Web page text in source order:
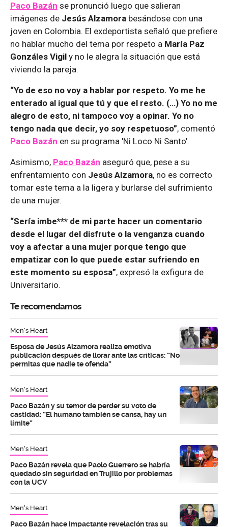
Paco Bazán se pronunció luego que salieran
imágenes de Jesús Alzamora besándose con una
joven en Colombia. El exdeportista señaló que prefiere
no hablar mucho del tema por respeto a María Paz
Gonzáles Vigil y no le alegra la situación que está
viviendo la pareja.
“Yo de eso no voy a hablar por respeto. Yo me he
enterado al igual que tú y que el resto. (…) Yo no me
alegro de esto, ni tampoco voy a opinar. Yo no
tengo nada que decir, yo soy respetuoso”, comentó
Paco Bazán en su programa 'Ni Loco Ni Santo'.
Asimismo, Paco Bazán aseguró que, pese a su
enfrentamiento con Jesús Alzamora, no es correcto
tomar este tema a la ligera y burlarse del sufrimiento
de una mujer.
“Sería imbe*** de mi parte hacer un comentario
desde el lugar del disfrute o la venganza cuando
voy a afectar a una mujer porque tengo que
empatizar con lo que puede estar sufriendo en
este momento su esposa”, expresó la exfigura de
Universitario.
Te recomendamos
Men's Heart
Esposa de Jesús Alzamora realiza emotiva
publicación después de llorar ante las críticas: “No
permitas que nadie te ofenda”
Men's Heart
Paco Bazán y su temor de perder su voto de
castidad: “El humano también se cansa, hay un
límite”
Men's Heart
Paco Bazán revela que Paolo Guerrero se habría
quedado sin seguridad en Trujillo por problemas
con la UCV
Men's Heart
Paco Bazán hace impactante revelación tras su